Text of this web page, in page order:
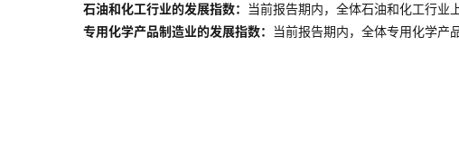
石油和化工行业的发展指数： 当前报告期内，全体石油和化工行业
专用化学产品制造业的发展指数： 当前报告期内，全体专用化学产